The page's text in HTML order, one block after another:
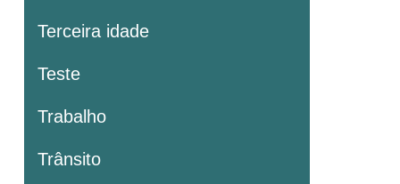
Terceira idade
Teste
Trabalho
Trânsito